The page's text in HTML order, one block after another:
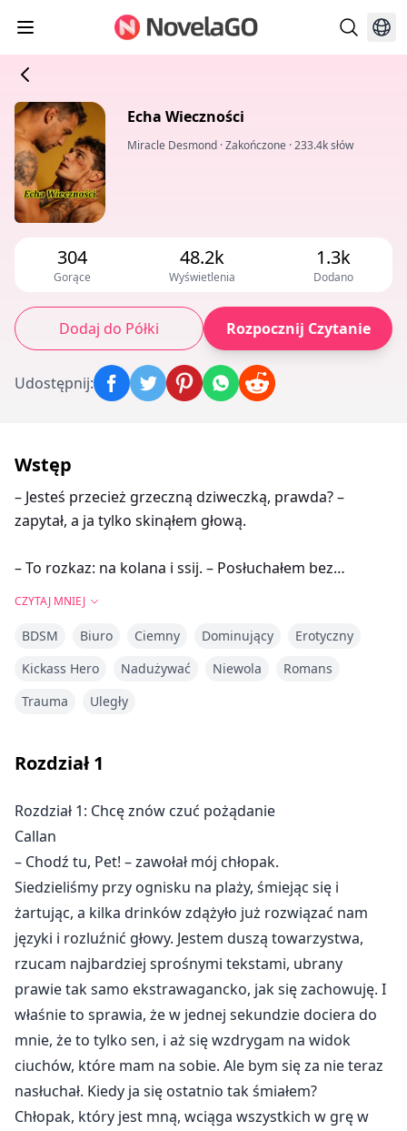
Echa Wieczności
Miracle Desmond ·Zakończone ·233.4k słów
304
Gorące
48.2k
Wyświetlenia
1.3k
Dodano
Dodaj do Półki Rozpocznij Czytanie
Udostępnij:
Wstęp
– Jesteś przecież grzeczną dziweczką, prawda? –
zapytał, a ja tylko skinąłem głową.
– To rozkaz: na kolana i ssij. – Posłuchałem bez
– No, dobry chłopczyk.
Callan, po tym jak rodzice wyrzucili go z domu, bo
swojego chłopaka. Szybko jednak to schronienie
wykorzystywać, gwałcić i traktować jak swoją osobistą
niewolnicę.
Los sprawił jednak, że jego droga przecięła się z drogą
właściciela największego gejowskiego klubu BDSM w
mieście – Gideona, Mistrza Doma. To właśnie on
pomógł Callanowi odkryć prawdziwy sens jego życia.
Czy Mistrz Dom okaże się dla niego wybawieniem i
uwolni go od kajdan toksycznego, brutalnego byłego
chłopaka?
CZYTAJ MNIEJ
BDSM Biuro Ciemny Dominujący
Erotyczny
Kickass Hero
Nadużywać Niewola
Romans
Trauma
Uległy
Rozdział1
Rozdział 1: Chcę znów czuć pożądanie
Callan
– Chodź tu, Pet! – zawołał mój chłopak.
Siedzieliśmy przy ognisku na plaży, śmiejąc się i
żartując, a kilka drinków zdążyło już rozwiązać nam
języki i rozluźnić głowy. Jestem duszą towarzystwa,
rzucam najbardziej sprośnymi tekstami, ubrany
prawie tak samo ekstrawagancko, jak się zachowuję. I
właśnie to sprawia, że w jednej sekundzie dociera do
mnie, że to tylko sen, i aż się wzdrygam na widok
ciuchów, które mam na sobie. Ale bym się za nie teraz
nasłuchał. Kiedy ja się ostatnio tak śmiałem?
Chłopak, który jest mną, wciąga wszystkich w grę w